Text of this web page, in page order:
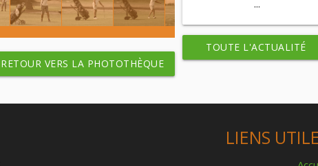
RETOUR VERS LA PHOTOTHÈQUE
...
TOUTE L'ACTUALITÉ
LIENS